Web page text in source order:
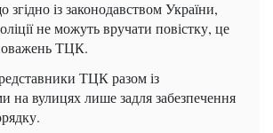
згідно із законодавством України,
не можуть вручати повістку, це
ТЦК.
ТЦК разом із
на вулицях лише задля забезпечення